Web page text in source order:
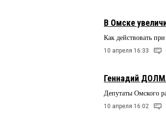
В Омске
Как действовать
10 апреля 16:33
Геннадий
Депутаты Омского
10 апреля 16:02